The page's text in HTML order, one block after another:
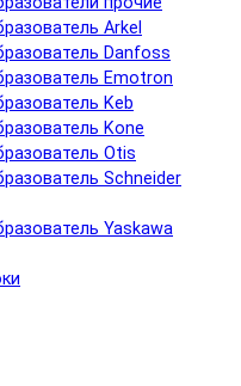
Arkel
Danfoss
Emotron
Keb
Kone
Otis
Schneider
Yaskawa